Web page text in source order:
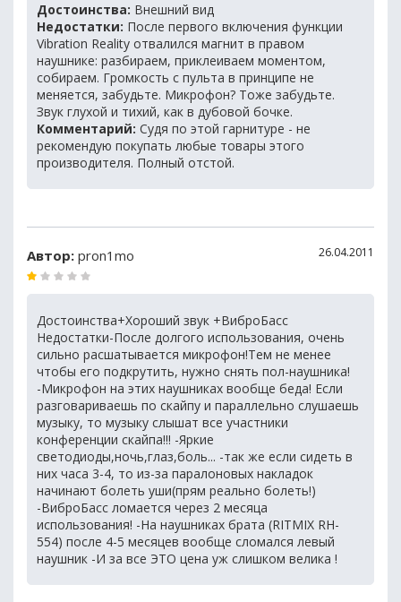
Достоинства: Внешний вид
Недостатки: После первого включения функции
Vibration Reality отвалился магнит в правом
наушнике: разбираем, приклеиваем моментом,
собираем. Громкость с пульта в принципе не
меняется, забудьте. Микрофон? Тоже забудьте.
Звук глухой и тихий, как в дубовой бочке.
Комментарий: Судя по этой гарнитуре - не
рекомендую покупать любые товары этого
производителя. Полный отстой.
Автор: pron1mo 26.04.2011
Достоинства+Хороший звук +ВиброБасс
Недостатки-После долгого использования, очень
сильно расшатывается микрофон!Тем не менее
чтобы его подкрутить, нужно снять пол-наушника!
-Микрофон на этих наушниках вообще беда! Если
разговариваешь по скайпу и параллельно слушаешь
музыку, то музыку слышат все участники
конференции скайпа!!! -Яркие
светодиоды,ночь,глаз,боль... -так же если сидеть в
них часа 3-4, то из-за паралоновых накладок
начинают болеть уши(прям реально болеть!)
-ВиброБасс ломается через 2 месяца
использования! -На наушниках брата (RITMIX RH-
554) после 4-5 месяцев вообще сломался левый
наушник -И за все ЭТО цена уж слишком велика !